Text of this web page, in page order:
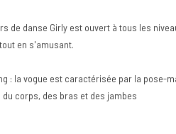
de danse Girly est ouvert à tous les
en s'amusant.
: la vogue est caractérisée par la pose-
du corps, des bras et des jambes